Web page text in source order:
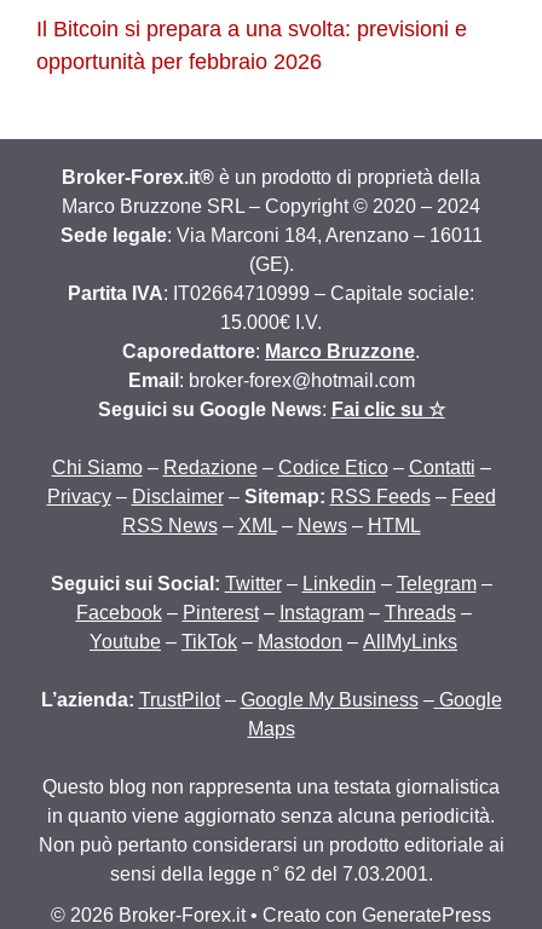
Il Bitcoin si prepara a una svolta: previsioni e
opportunità per febbraio 2026
Broker-Forex.it® è un prodotto di proprietà della
Marco Bruzzone SRL – Copyright © 2020 – 2024
Sede legale: Via Marconi 184, Arenzano – 16011
(GE).
Partita IVA: IT02664710999 – Capitale sociale:
15.000€ I.V.
Caporedattore: Marco Bruzzone.
Email : broker-forex@hotmail.com
Seguici su Google News: Fai clic su ☆
Chi Siamo– Redazione– Codice Etico– Contatti –
Privacy– Disclaimer– Sitemap: RSS Feeds– Feed
RSS News– XML– News– HTML
Seguici sui Social: Twitter– Linkedin – Telegram–
Facebook– Pinterest– Instagram– Threads–
Youtube – TikTok – Mastodon – AllMyLinks
L’azienda: TrustPilot– Google My Business– Google
Maps
Questo blog non rappresenta una testata giornalistica
in quanto viene aggiornato senza alcuna periodicità.
Non può pertanto considerarsi un prodotto editoriale ai
sensi della legge n° 62 del 7.03.2001.
© 2026 Broker-Forex.it• Creato con GeneratePress